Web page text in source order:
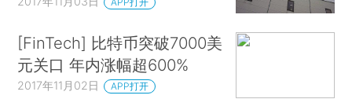
[FinTech] 比特币突破7000美
元关口 年内涨幅超600%
2017年11月02日 APP打开